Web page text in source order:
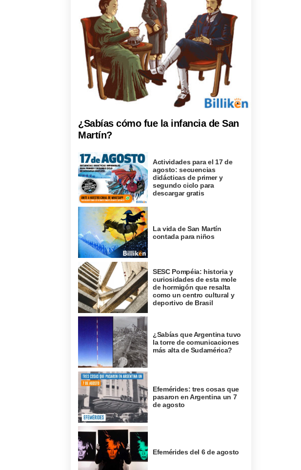
¿Sabías cómo fue la infancia de San
Martín?
Actividades para el 17 de
agosto: secuencias
didácticas de primer y
segundo ciclo para
descargar gratis
La vida de San Martín
contada para niños
SESC Pompéia: historia y
curiosidades de esta mole
de hormigón que resalta
como un centro cultural y
deportivo de Brasil
¿Sabías que Argentina tuvo
la torre de comunicaciones
más alta de Sudamérica?
Efemérides: tres cosas que
pasaron en Argentina un 7
de agosto
Efemérides del 6 de agosto